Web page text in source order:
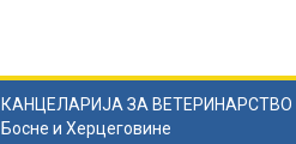
КАНЦЕЛАРИЈА ЗА ВЕТЕРИНАРСТВО
Босне и Херцеговине